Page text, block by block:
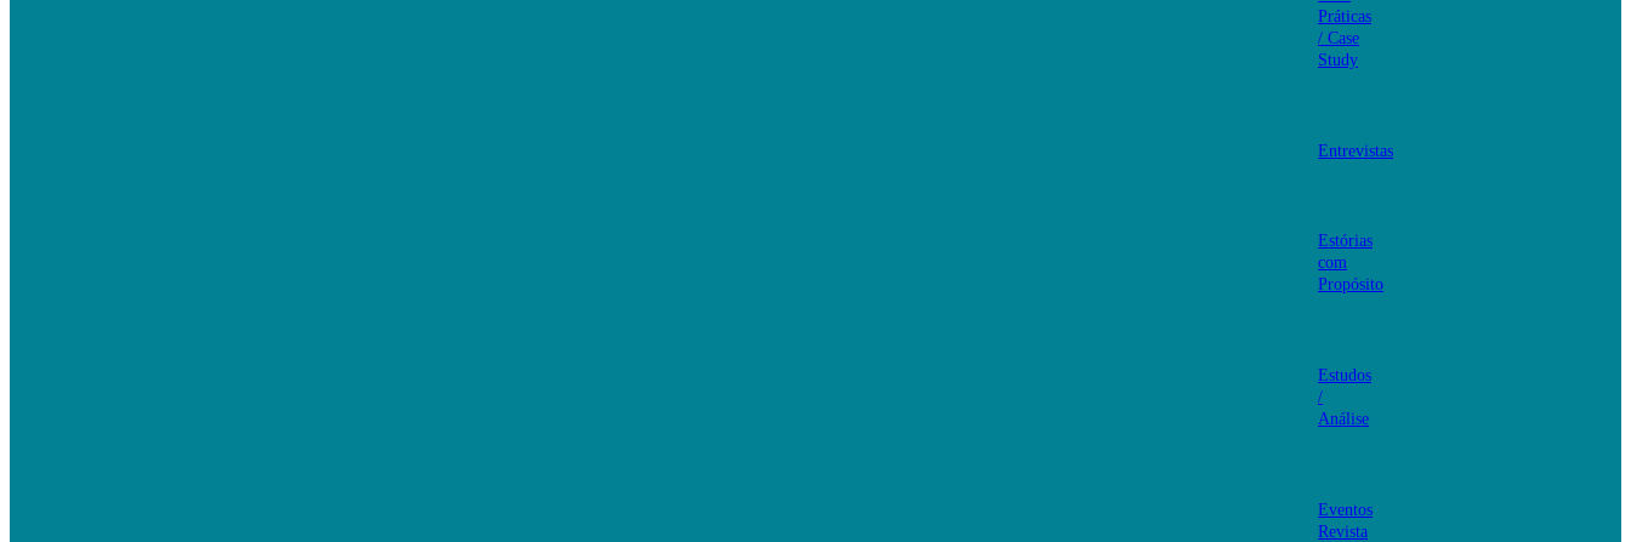
Práticas
/ Case
Study
Entrevistas
Estórias
com
Propósito
Estudos
/
Análise
Eventos
Revista